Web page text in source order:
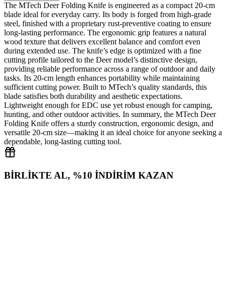
The MTech Deer Folding Knife is engineered as a compact 20‑cm
blade ideal for everyday carry. Its body is forged from high‑grade
steel, finished with a proprietary rust‑preventive coating to ensure
long‑lasting performance. The ergonomic grip features a natural
wood texture that delivers excellent balance and comfort even
during extended use. The knife’s edge is optimized with a fine
cutting profile tailored to the Deer model’s distinctive design,
providing reliable performance across a range of outdoor and daily
tasks. Its 20‑cm length enhances portability while maintaining
sufficient cutting power. Built to MTech’s quality standards, this
blade satisfies both durability and aesthetic expectations.
Lightweight enough for EDC use yet robust enough for camping,
hunting, and other outdoor activities. In summary, the MTech Deer
Folding Knife offers a sturdy construction, ergonomic design, and
versatile 20‑cm size—making it an ideal choice for anyone seeking a
dependable, long‑lasting cutting tool.
BİRLİKTE AL, %10 İNDİRİM KAZAN